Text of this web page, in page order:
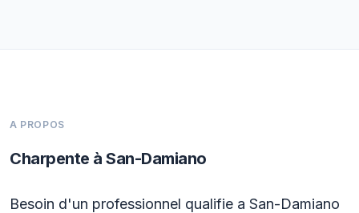
A PROPOS
Charpente à San-Damiano
Besoin d'un professionnel qualifie a San-Damiano